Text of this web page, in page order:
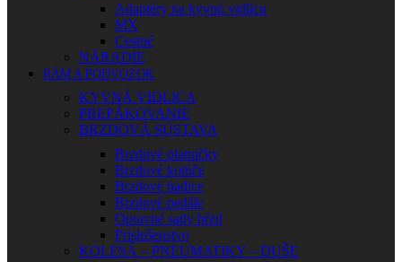
Adaptéry na kyvnú vidlicu
MX
Cestné
NÁRADIE
RÁM A PODVOZOK
KYVNÁ VIDLICA
PREPÁKOVANIE
BRZDOVÁ SÚSTAVA
Brzdové platničky
Brzdové kotúče
Brzdové hadice
Brzdové pedále
Opravné sady bŕzd
Príslušenstvo
KOLESÁ – PNEUMATIKY – DUŠE